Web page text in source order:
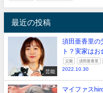
最近の投稿
芸能
須田亜香里の
ト？実家はお
父親 須田亜香里
2022.10.30
マイファス